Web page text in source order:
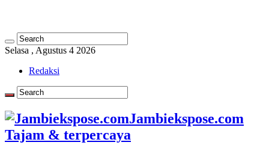
Selasa , Agustus 4 2026
Redaksi
Jambiekspose.com
Tajam & terpercaya